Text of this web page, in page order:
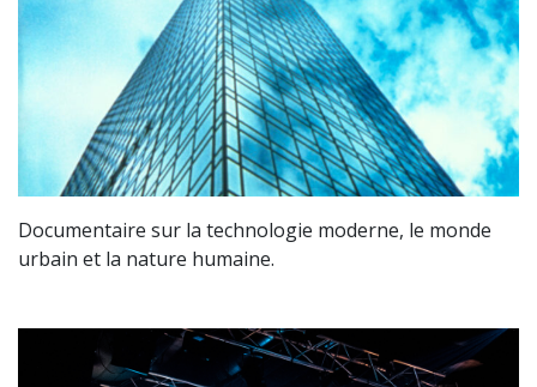
Documentaire sur la technologie moderne, le monde
urbain et la nature humaine.